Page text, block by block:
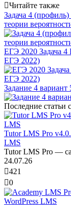
Читайте также
Задача 4 (профиль)
теории
ЕГЭ 2020 Задача 4
ЕГЭ 2022)
Задание 4
Последние статьи
Tutor LMS Pro
LMS
Tutor LMS Pro —
24.07.26
421
0